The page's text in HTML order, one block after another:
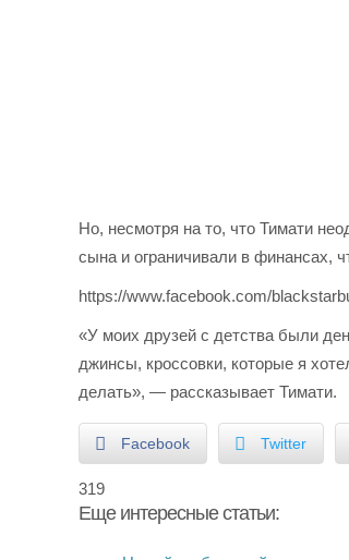
Но, несмотря на то, что Тимати
сына и ограничивали в финансах,
https://www.facebook.com/
«У моих друзей с детства были
джинсы, кроссовки, которые я
делать», — рассказывает Тимати.
Facebook Twitter
319
Еще интересные статьи: